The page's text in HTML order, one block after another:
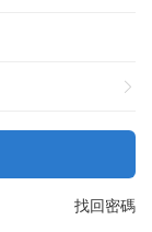
找回密碼